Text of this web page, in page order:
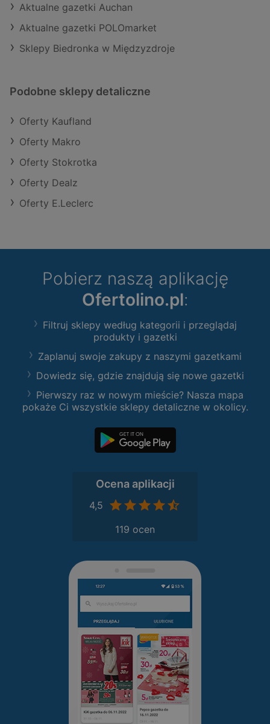
Aktualne gazetki Auchan
Aktualne gazetki POLOmarket
Sklepy Biedronka w Międzyzdroje
Podobne sklepy detaliczne
Oferty Kaufland
Oferty Makro
Oferty Stokrotka
Oferty Dealz
Oferty E.Leclerc
Pobierz naszą aplikację
Ofertolino.pl:
Filtruj sklepy według kategorii i przeglądaj
produkty i gazetki
Zaplanuj swoje zakupy z naszymi gazetkami
Dowiedz się, gdzie znajdują się nowe gazetki
Pierwszy raz w nowym mieście? Nasza mapa
pokaże Ci wszystkie sklepy detaliczne w okolicy.
Ocena aplikacji
4,5
119 ocen